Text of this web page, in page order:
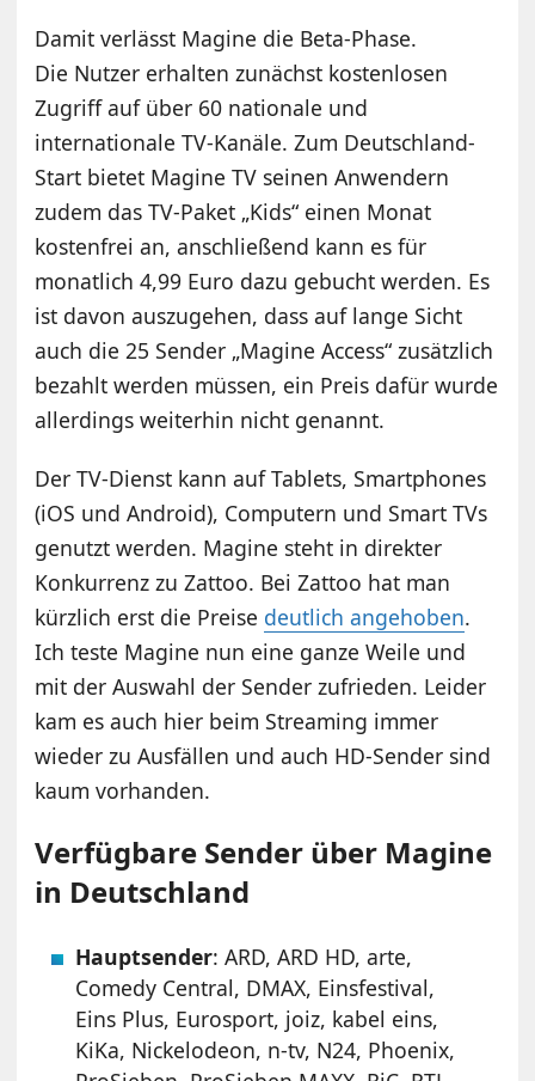
Damit verlässt Magine die Beta-Phase.
Die Nutzer erhalten zunächst kostenlosen
Zugriff auf über 60 nationale und
internationale TV-Kanäle. Zum Deutschland-
Start bietet Magine TV seinen Anwendern
zudem das TV-Paket „Kids“ einen Monat
kostenfrei an, anschließend kann es für
monatlich 4,99 Euro dazu gebucht werden. Es
ist davon auszugehen, dass auf lange Sicht
auch die 25 Sender „Magine Access“ zusätzlich
bezahlt werden müssen, ein Preis dafür wurde
allerdings weiterhin nicht genannt.
Der TV-Dienst kann auf Tablets, Smartphones
(iOS und Android), Computern und Smart TVs
genutzt werden. Magine steht in direkter
Konkurrenz zu Zattoo. Bei Zattoo hat man
kürzlich erst die Preise deutlich angehoben.
Ich teste Magine nun eine ganze Weile und
mit der Auswahl der Sender zufrieden. Leider
kam es auch hier beim Streaming immer
wieder zu Ausfällen und auch HD-Sender sind
kaum vorhanden.
Verfügbare Sender über Magine
in Deutschland
Hauptsender: ARD, ARD HD, arte,
Comedy Central, DMAX, Einsfestival,
Eins Plus, Eurosport, joiz, kabel eins,
KiKa, Nickelodeon, n-tv, N24, Phoenix,